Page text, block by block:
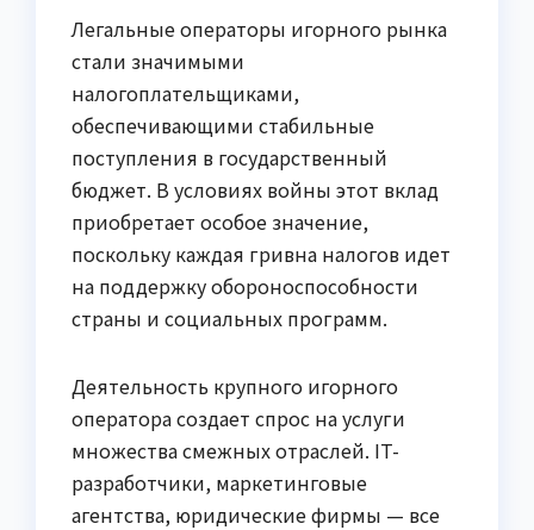
Легальные операторы игорного рынка
стали значимыми
налогоплательщиками,
обеспечивающими стабильные
поступления в государственный
бюджет. В условиях войны этот вклад
приобретает особое значение,
поскольку каждая гривна налогов идет
на поддержку обороноспособности
страны и социальных программ.
Деятельность крупного игорного
оператора создает спрос на услуги
множества смежных отраслей. IT-
разработчики, маркетинговые
агентства, юридические фирмы — все